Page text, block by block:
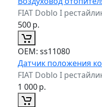
FIAT Doblo I
500р.
ОЕМ: ss11080
Датчик положения
FIAT Doblo I
1 000р.